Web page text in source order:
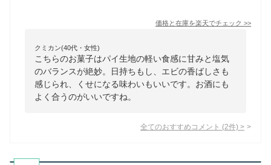
価格と在庫を楽天でチェック >>
クミカン(40代・女性)
こちらのお菓子はパイ生地の軽い食感に甘みと塩気
のバランスが絶妙。日持ちもし、エビの香ばしさも
感じられ、くせになる味わいもいいです。お酒にも
よく合うのがいいですね。
全てのおすすめコメント (2件) >